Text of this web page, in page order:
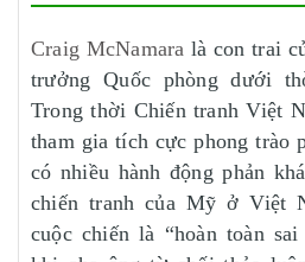
Craig McNamara là con trai
trưởng Quốc phòng dưới
Trong thời Chiến tranh Việt
tham gia tích cực phong trào
có nhiều hành động phản
chiến tranh của Mỹ ở Việt
cuộc chiến là “hoàn toàn